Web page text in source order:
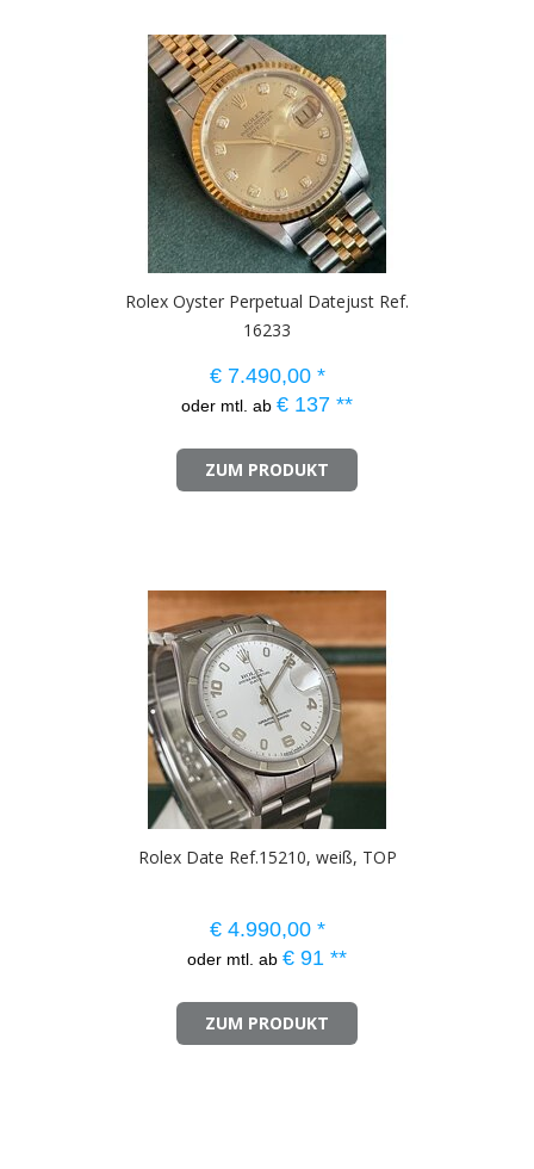
Rolex Oyster Perpetual Datejust Ref.
16233
€7.490,00 *
oder mtl. ab € 137 **
ZUM PRODUKT
Rolex Date Ref.15210, weiß, TOP
€4.990,00 *
oder mtl. ab € 91 **
ZUM PRODUKT